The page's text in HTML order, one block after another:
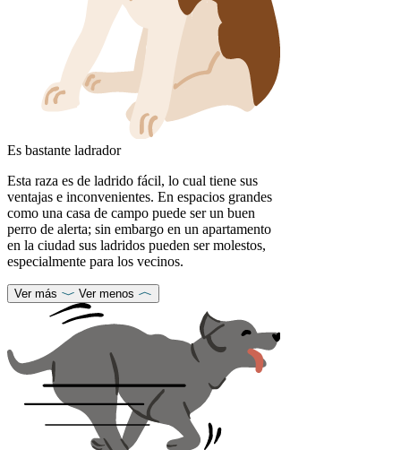
Es bastante ladrador
Esta raza es de ladrido fácil, lo cual tiene sus
ventajas e inconvenientes. En espacios grandes
como una casa de campo puede ser un buen
perro de alerta; sin embargo en un apartamento
en la ciudad sus ladridos pueden ser molestos,
especialmente para los vecinos.
Ver más Ver menos